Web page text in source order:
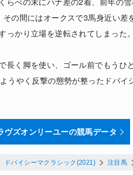
の間にはオークスで3馬身近い
かり立場を逆転されてしまった。
長く脚を使い、ゴール前でもうひ
うやく反撃の態勢が整ったドバ
ヴズオンリーユーの競馬データ
ドバイシーマクラシック(2021) 注目馬